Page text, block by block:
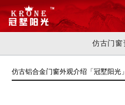
仿古门窗
仿古铝合金门窗外观介绍「冠墅阳光」